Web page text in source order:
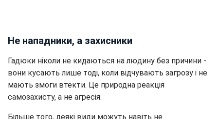
Не нападники, а захисники
Гадюки ніколи не кидаються на людину без причини -
вони кусають лише тоді, коли відчувають загрозу і не
мають змоги втекти. Це природна реакція
самозахисту, а не агресія.
Більше того, деякі види можуть навіть не